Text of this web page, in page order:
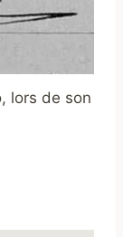
lors de son